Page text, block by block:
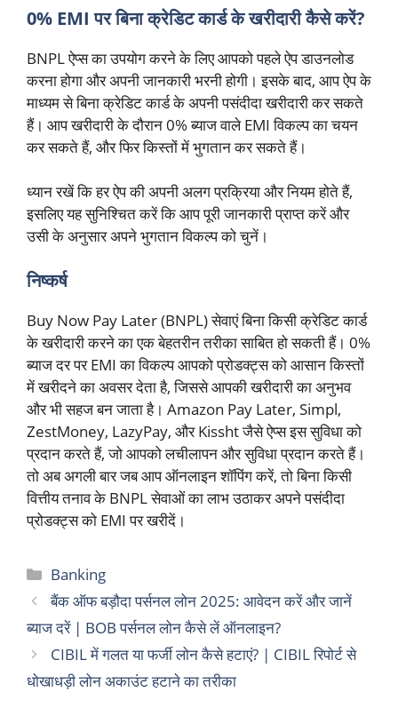
0% EMI पर बिना क्रेडिट कार्ड के खरीदारी कैसे करें?
BNPL ऐप्स का उपयोग करने के लिए आपको पहले ऐप डाउनलोड
करना होगा और अपनी जानकारी भरनी होगी। इसके बाद, आप ऐप के
माध्यम से बिना क्रेडिट कार्ड के अपनी पसंदीदा खरीदारी कर सकते
हैं। आप खरीदारी के दौरान 0% ब्याज वाले EMI विकल्प का चयन
कर सकते हैं, और फिर किस्तों में भुगतान कर सकते हैं।
ध्यान रखें कि हर ऐप की अपनी अलग प्रक्रिया और नियम होते हैं,
इसलिए यह सुनिश्चित करें कि आप पूरी जानकारी प्राप्त करें और
उसी के अनुसार अपने भुगतान विकल्प को चुनें।
निष्कर्ष
Buy Now Pay Later (BNPL) सेवाएं बिना किसी क्रेडिट कार्ड
के खरीदारी करने का एक बेहतरीन तरीका साबित हो सकती हैं। 0%
ब्याज दर पर EMI का विकल्प आपको प्रोडक्ट्स को आसान किस्तों
में खरीदने का अवसर देता है, जिससे आपकी खरीदारी का अनुभव
और भी सहज बन जाता है। Amazon Pay Later, Simpl,
ZestMoney, LazyPay, और Kissht जैसे ऐप्स इस सुविधा को
प्रदान करते हैं, जो आपको लचीलापन और सुविधा प्रदान करते हैं।
तो अब अगली बार जब आप ऑनलाइन शॉपिंग करें, तो बिना किसी
वित्तीय तनाव के BNPL सेवाओं का लाभ उठाकर अपने पसंदीदा
प्रोडक्ट्स को EMI पर खरीदें।
Categories
Banking
बैंक ऑफ बड़ौदा पर्सनल लोन 2025: आवेदन करें और जानें
ब्याज दरें | BOB पर्सनल लोन कैसे लें ऑनलाइन?
CIBIL में गलत या फर्जी लोन कैसे हटाएं? | CIBIL रिपोर्ट से
धोखाधड़ी लोन अकाउंट हटाने का तरीका